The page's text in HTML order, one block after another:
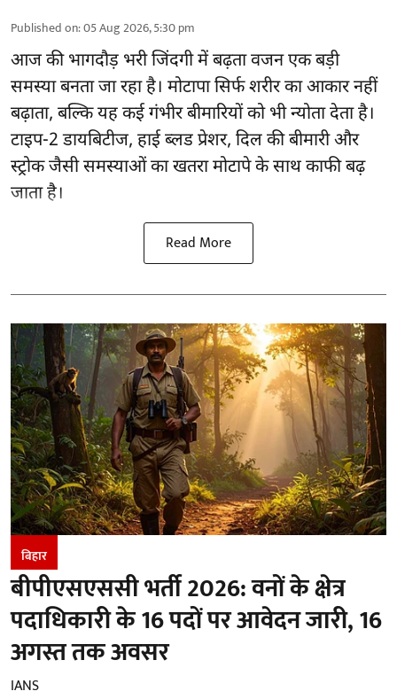
Published on:05 Aug 2026, 5:30 pm
आज की भागदौड़ भरी जिंदगी में बढ़ता वजन एक बड़ी
समस्या बनता जा रहा है। मोटापा सिर्फ शरीर का आकार नहीं
बढ़ाता, बल्कि यह कई गंभीर बीमारियों को भी न्योता देता है।
टाइप-2 डायबिटीज, हाई ब्लड प्रेशर, दिल की बीमारी और
स्ट्रोक जैसी समस्याओं का खतरा मोटापे के साथ काफी बढ़
जाता है।
Read More
बिहार
बीपीएसएससी भर्ती 2026: वनों के क्षेत्र
पदाधिकारी के 16 पदों पर आवेदन जारी, 16
अगस्त तक अवसर
IANS